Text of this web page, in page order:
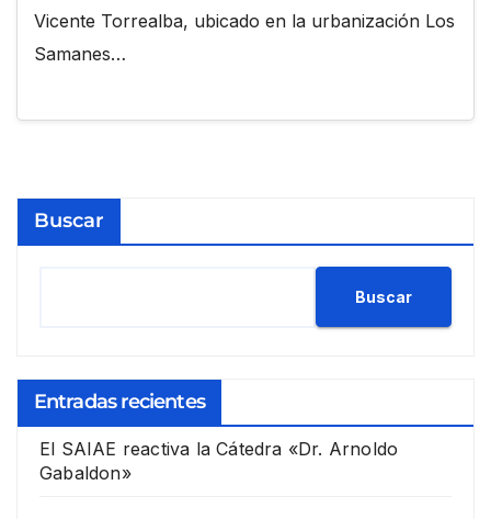
Vicente Torrealba, ubicado en la urbanización Los
Samanes…
Buscar
Buscar
Entradas recientes
El SAIAE reactiva la Cátedra «Dr. Arnoldo
Gabaldon»